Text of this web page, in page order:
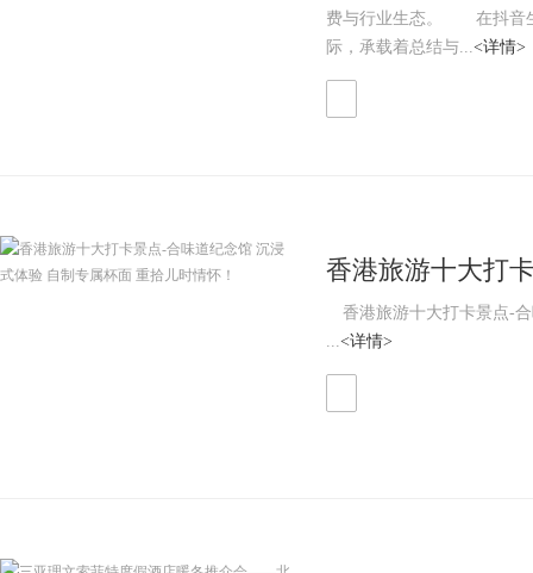
费与行业生态。 在抖音生
际，承载着总结与...<详情>
香港旅游十大打
制专属杯面 重拾
香港旅游十大打卡景点-
...<详情>